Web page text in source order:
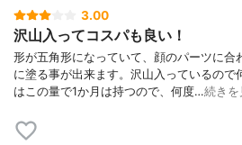
3.00
沢山入ってコスパも良い！
形が五角形になっていて、顔のパーツに合
に塗る事が出来ます。沢山入っているので
はこの量で1か月は持つので、何度…続きを